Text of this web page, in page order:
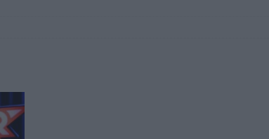
Eröffnung, Eurovision-Allstars und Parov Stelar als Interval
Finale-Check – alle 25 Acts und ihre Siegchancen